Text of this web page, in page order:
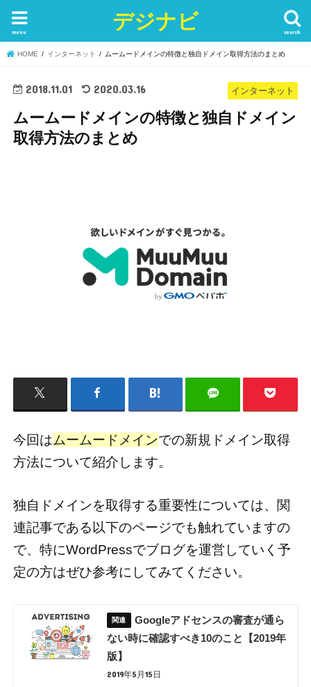
デジナビ search
menu
HOME インターネット ムームードメインの特徴と独自ドメイン取得方法のまとめ
インターネット
2018.11.01 2020.03.16
ムームードメインの特徴と独自ドメイン
取得方法のまとめ
今回はムームードメインでの新規ドメイン取得
方法について紹介します。
独自ドメインを取得する重要性については、関
連記事である以下のページでも触れていますの
で、特にWordPressでブログを運営していく予
定の方はぜひ参考にしてみてください。
Googleアドセンスの審査が通ら
ない時に確認すべき10のこと【2019年
版】
2019年5月15日